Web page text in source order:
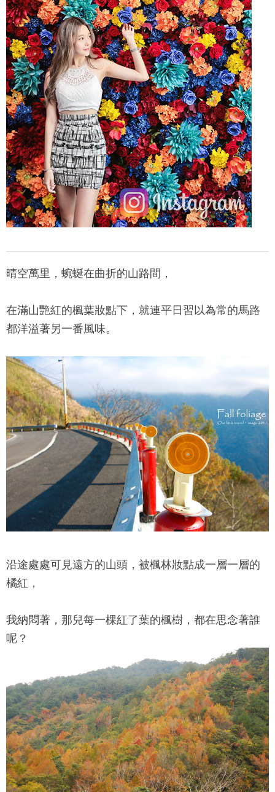
晴空萬里，蜿蜒在曲折的山路間，
在滿山艷紅的楓葉妝點下，就連平日習以為常的馬路
都洋溢著另一番風味。
沿途處處可見遠方的山頭，被楓林妝點成一層一層的
橘紅，
我納悶著，那兒每一棵紅了葉的楓樹，都在思念著誰
呢？